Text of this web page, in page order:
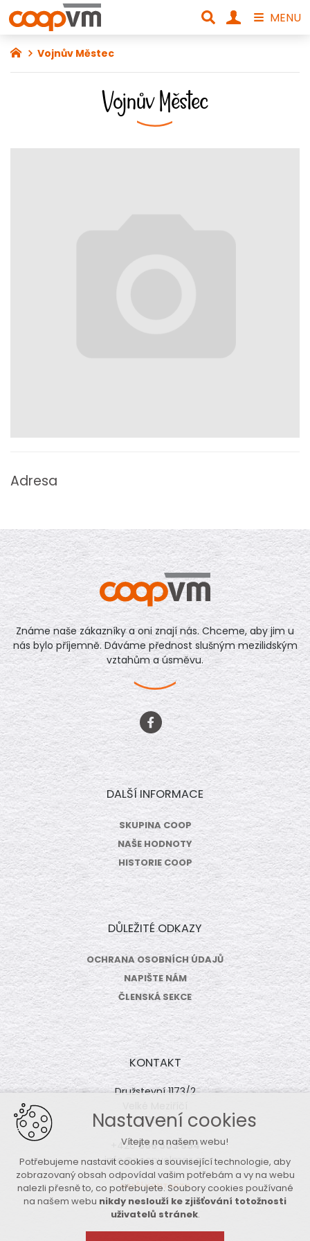
Vojnův Městec
Vojnův Městec
Adresa
Známe naše zákazníky a oni znají nás. Chceme, aby jim u
nás bylo příjemně. Dáváme přednost slušným mezilidským
vztahům a úsměvu.
DALŠÍ INFORMACE
SKUPINA COOP
NAŠE HODNOTY
HISTORIE COOP
DŮLEŽITÉ ODKAZY
OCHRANA OSOBNÍCH ÚDAJŮ
NAPIŠTE NÁM
ČLENSKÁ SEKCE
KONTAKT
Družstevní 1173/2
594 01
+420566 503 854
info@coopvelmez.cz
DALŠÍ KONTAKTY
MENU
Nastavení cookies
Vítejte na našem webu!
Potřebujeme nastavit cookies a související technologie, aby
zobrazovaný obsah odpovídal vašim potřebám a vy na webu
nalezli přesně to, co potřebujete. Soubory cookies používané
na našem webu nikdy neslouží ke zjišťování totožnosti
uživatelů stránek.